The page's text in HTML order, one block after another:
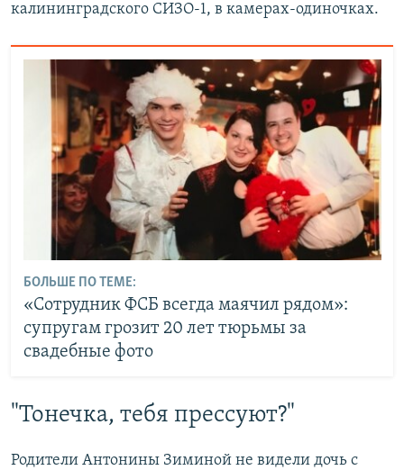
калининградского СИЗО-1, в камерах-одиночках.
БОЛЬШЕ ПО ТЕМЕ:
«Сотрудник ФСБ всегда маячил рядом»:
супругам грозит 20 лет тюрьмы за
свадебные фото
"Тонечка, тебя прессуют?"
Родители Антонины Зиминой не видели дочь с